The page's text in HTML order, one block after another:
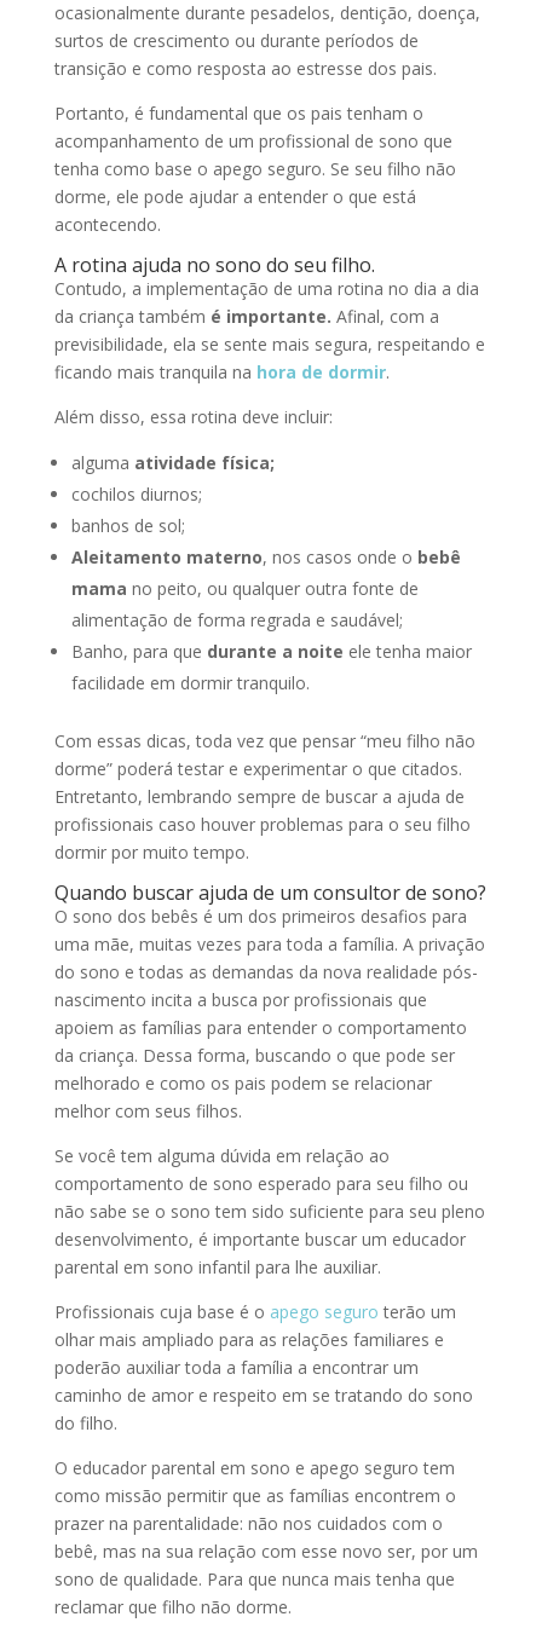
ocasionalmente durante pesadelos, dentição, doença,
surtos de crescimento ou durante períodos de
transição e como resposta ao estresse dos pais.
Portanto, é fundamental que os pais tenham o
acompanhamento de um profissional de sono que
tenha como base o apego seguro. Se seu filho não
dorme, ele pode ajudar a entender o que está
acontecendo.
A rotina ajuda no sono do seu filho.
Contudo, a implementação de uma rotina no dia a dia
da criança também é importante. Afinal, com a
previsibilidade, ela se sente mais segura, respeitando e
ficando mais tranquila na hora de dormir.
Além disso, essa rotina deve incluir:
alguma atividade física;
cochilos diurnos;
banhos de sol;
Aleitamento materno, nos casos onde o bebê
mama no peito, ou qualquer outra fonte de
alimentação de forma regrada e saudável;
Banho, para que durante a noite ele tenha maior
facilidade em dormir tranquilo.
Com essas dicas, toda vez que pensar “meu filho não
dorme” poderá testar e experimentar o que citados.
Entretanto, lembrando sempre de buscar a ajuda de
profissionais caso houver problemas para o seu filho
dormir por muito tempo.
Quando buscar ajuda de um consultor de sono?
O sono dos bebês é um dos primeiros desafios para
uma mãe, muitas vezes para toda a família. A privação
do sono e todas as demandas da nova realidade pós-
nascimento incita a busca por profissionais que
apoiem as famílias para entender o comportamento
da criança. Dessa forma, buscando o que pode ser
melhorado e como os pais podem se relacionar
melhor com seus filhos.
Se você tem alguma dúvida em relação ao
comportamento de sono esperado para seu filho ou
não sabe se o sono tem sido suficiente para seu pleno
desenvolvimento, é importante buscar um educador
parental em sono infantil para lhe auxiliar.
Profissionais cuja base é o apego seguro terão um
olhar mais ampliado para as relações familiares e
poderão auxiliar toda a família a encontrar um
caminho de amor e respeito em se tratando do sono
do filho.
O educador parental em sono e apego seguro tem
como missão permitir que as famílias encontrem o
prazer na parentalidade: não nos cuidados com o
bebê, mas na sua relação com esse novo ser, por um
sono de qualidade. Para que nunca mais tenha que
reclamar que filho não dorme.